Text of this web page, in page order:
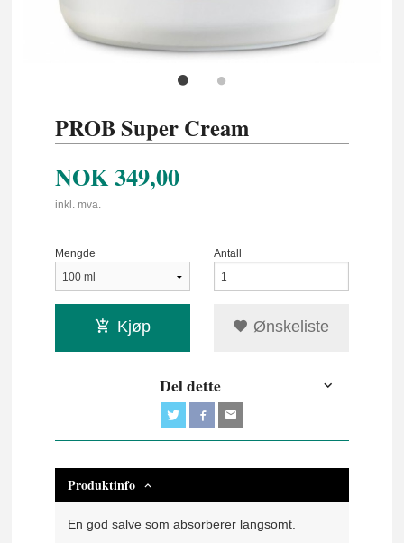
PROB Super Cream
NOK349,00
inkl. mva.
Mengde Antall
Kjøp Ønskeliste
Del dette
Produktinfo
En god salve som absorberer langsomt.